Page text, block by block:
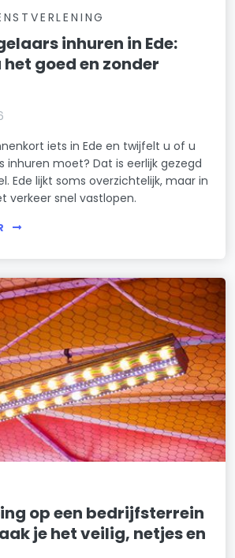
inhuren in Ede:
goed en zonder
iets in Ede en twijfelt u of u
inhuren moet? Dat is eerlijk gezegd
Ede lijkt soms overzichtelijk, maar in
verkeer snel vastlopen.
op een bedrijfsterrein
je het veilig, netjes en